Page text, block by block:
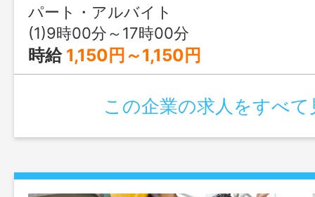
パート・アルバイト
(1)9時00分～17時00分
時給 1,150円～1,150円
この企業の求人をすべて